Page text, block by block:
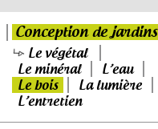
Conception de jardins
Le végétal
Le minéral
L’eau
Le bois
La lumière
L’entretien